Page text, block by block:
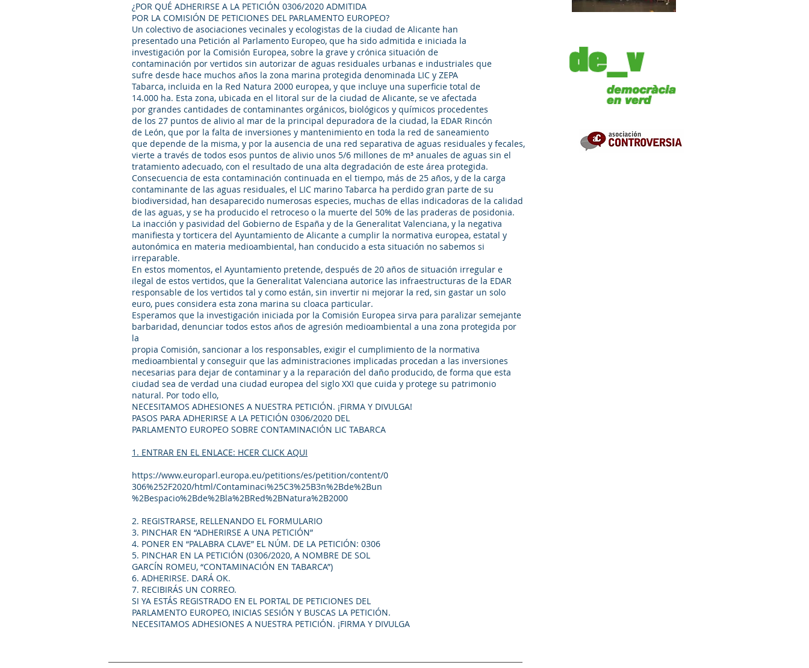
¿POR QUÉ ADHERIRSE A LA PETICIÓN 0306/2020 ADMITIDA
POR LA COMISIÓN DE PETICIONES DEL PARLAMENTO EUROPEO?
Un colectivo de asociaciones vecinales y ecologistas de la ciudad de Alicante han
presentado una Petición al Parlamento Europeo, que ha sido admitida e iniciada la
investigación por la Comisión Europea, sobre la grave y crónica situación de
contaminación por vertidos sin autorizar de aguas residuales urbanas e industriales que
sufre desde hace muchos años la zona marina protegida denominada LIC y ZEPA
Tabarca, incluida en la Red Natura 2000 europea, y que incluye una superficie total de
14.000 ha. Esta zona, ubicada en el litoral sur de la ciudad de Alicante, se ve afectada
por grandes cantidades de contaminantes orgánicos, biológicos y químicos procedentes
de los 27 puntos de alivio al mar de la principal depuradora de la ciudad, la EDAR Rincón
de León, que por la falta de inversiones y mantenimiento en toda la red de saneamiento
que depende de la misma, y por la ausencia de una red separativa de aguas residuales y fecales,
vierte a través de todos esos puntos de alivio unos 5/6 millones de m³ anuales de aguas sin el
tratamiento adecuado, con el resultado de una alta degradación de este área protegida.
Consecuencia de esta contaminación continuada en el tiempo, más de 25 años, y de la carga
contaminante de las aguas residuales, el LIC marino Tabarca ha perdido gran parte de su
biodiversidad, han desaparecido numerosas especies, muchas de ellas indicadoras de la calidad
de las aguas, y se ha producido el retroceso o la muerte del 50% de las praderas de posidonia.
La inacción y pasividad del Gobierno de España y de la Generalitat Valenciana, y la negativa
manifiesta y torticera del Ayuntamiento de Alicante a cumplir la normativa europea, estatal y
autonómica en materia medioambiental, han conducido a esta situación no sabemos si
irreparable.
En estos momentos, el Ayuntamiento pretende, después de 20 años de situación irregular e
ilegal de estos vertidos, que la Generalitat Valenciana autorice las infraestructuras de la EDAR
responsable de los vertidos tal y como están, sin invertir ni mejorar la red, sin gastar un solo
euro, pues considera esta zona marina su cloaca particular.
Esperamos que la investigación iniciada por la Comisión Europea sirva para paralizar semejante
barbaridad, denunciar todos estos años de agresión medioambiental a una zona protegida por
la
propia Comisión, sancionar a los responsables, exigir el cumplimiento de la normativa
medioambiental y conseguir que las administraciones implicadas procedan a las inversiones
necesarias para dejar de contaminar y a la reparación del daño producido, de forma que esta
ciudad sea de verdad una ciudad europea del siglo XXI que cuida y protege su patrimonio
natural. Por todo ello,
NECESITAMOS ADHESIONES A NUESTRA PETICIÓN. ¡FIRMA Y DIVULGA!
PASOS PARA ADHERIRSE A LA PETICIÓN 0306/2020 DEL
PARLAMENTO EUROPEO SOBRE CONTAMINACIÓN LIC TABARCA
1. ENTRAR EN EL ENLACE: HCER CLICK AQUI
https://www.europarl.europa.eu/petitions/es/petition/content/0
306%252F2020/html/Contaminaci%25C3%25B3n%2Bde%2Bun
%2Bespacio%2Bde%2Bla%2BRed%2BNatura%2B2000
2. REGISTRARSE, RELLENANDO EL FORMULARIO
3. PINCHAR EN “ADHERIRSE A UNA PETICIÓN”
4. PONER EN “PALABRA CLAVE” EL NÚM. DE LA PETICIÓN: 0306
5. PINCHAR EN LA PETICIÓN (0306/2020, A NOMBRE DE SOL
GARCÍN ROMEU, “CONTAMINACIÓN EN TABARCA”)
6. ADHERIRSE. DARÁ OK.
7. RECIBIRÁS UN CORREO.
SI YA ESTÁS REGISTRADO EN EL PORTAL DE PETICIONES DEL
PARLAMENTO EUROPEO, INICIAS SESIÓN Y BUSCAS LA PETICIÓN.
NECESITAMOS ADHESIONES A NUESTRA PETICIÓN. ¡FIRMA Y DIVULGA